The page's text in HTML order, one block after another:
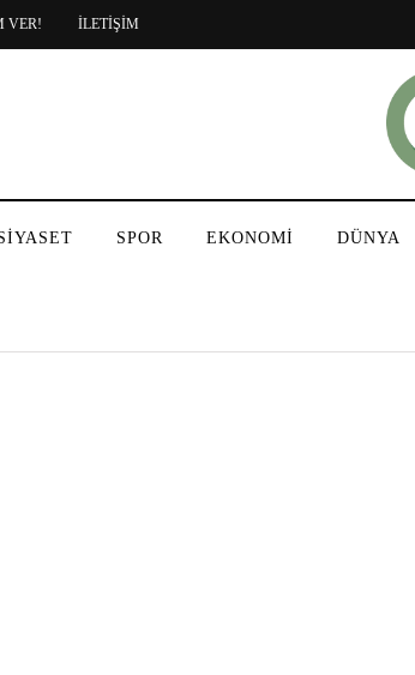
VER! İLETİŞİM
SPOR EKONOMİ DÜNYA